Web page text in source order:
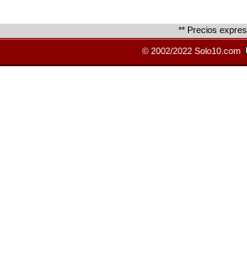
** Precios
© 2002/2022 Solo10.com